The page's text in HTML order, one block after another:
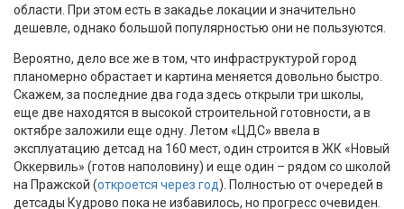
области. При этом есть в закадье локации и значительно
дешевле, однако большой популярностью они не пользуются.
Вероятно, дело все же в том, что инфраструктурой город
планомерно обрастает и картина меняется довольно быстро.
Скажем, за последние два года здесь открыли три школы,
еще две находятся в высокой строительной готовности, а в
октябре заложили еще одну. Летом «ЦДС» ввела в
эксплуатацию детсад на 160 мест, один строится в ЖК «Новый
Оккервиль» (готов наполовину) и еще один – рядом со школой
на Пражской (откроется через год). Полностью от очередей в
детсады Кудрово пока не избавилось, но прогресс очевиден.